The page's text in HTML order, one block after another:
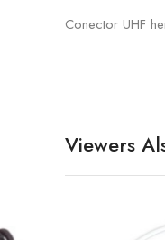
Conector UHF
Viewers